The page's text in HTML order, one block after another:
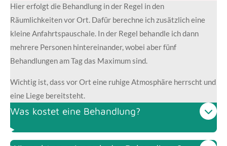
Hier erfolgt die Behandlung in der Regel in den
Räumlichkeiten vor Ort. Dafür berechne ich zusätzlich eine
kleine Anfahrtspauschale. In der Regel behandle ich dann
mehrere Personen hintereinander, wobei aber fünf
Behandlungen am Tag das Maximum sind.
Wichtig ist, dass vor Ort eine ruhige Atmosphäre herrscht und
eine Liege bereitsteht.
Was kostet eine Behandlung?